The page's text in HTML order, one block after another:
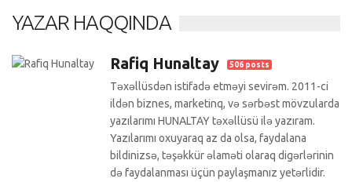
YAZAR HAQQINDA
Rafiq Hunaltay 506 posts
Təxəllüsdən istifadə etməyi sevirəm. 2011-ci
ildən biznes, marketinq, və sərbəst mövzularda
yazılarımı HUNALTAY təxəllüsü ilə yazıram.
Yazılarımı oxuyaraq az da olsa, faydalana
bildinizsə, təşəkkür əlaməti olaraq digərlərinin
də faydalanması üçün paylaşmanız yetərlidir.